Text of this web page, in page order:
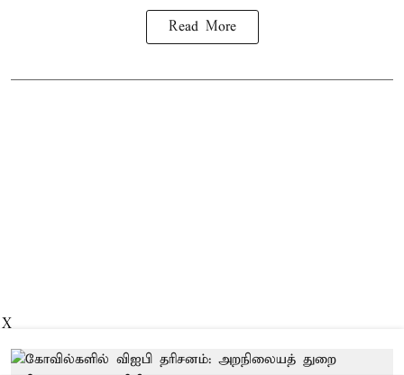
Read More
X